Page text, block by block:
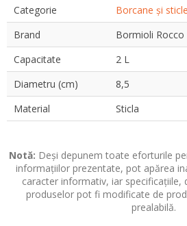
Categorie
Borcane și sticle
Brand
Bormioli Rocco
Capacitate
2 L
Diametru (cm)
8,5
Material
Sticla
Notă: Deși depunem toate eforturile
informațiilor prezentate, pot apărea
caracter informativ, iar specificațiile,
produselor pot fi modificate de
prealabilă.